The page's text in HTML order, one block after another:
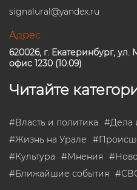
signalural@yandex.ru
Адрес
620026, г. Екатеринбург,
офис 1230 (10.09)
Читайте
#Власть и политика #Дела
#Жизнь на Урале #
#Культура #Мнения #
#Ближайшие события #